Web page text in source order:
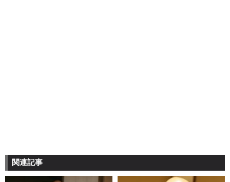
関連記事